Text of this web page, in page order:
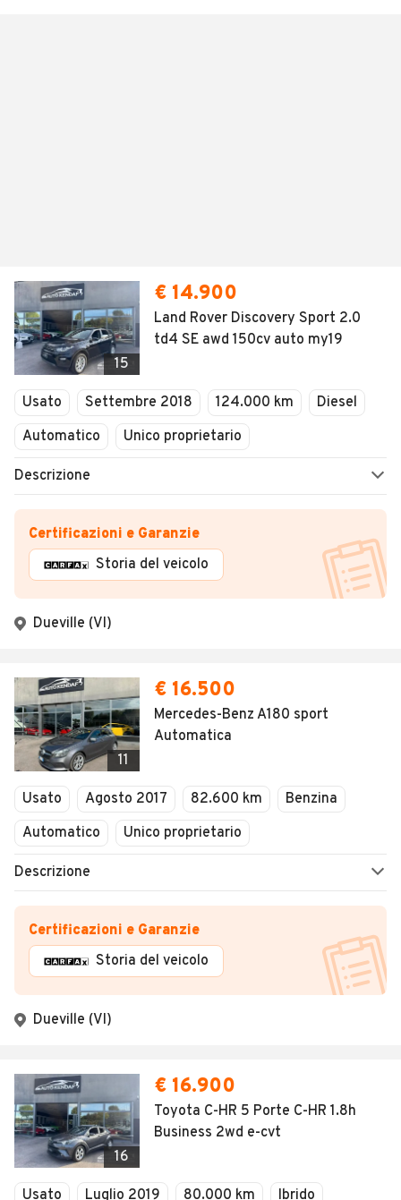
15
€ 14.900
Land Rover Discovery Sport 2.0
td4 SE awd 150cv auto my19
Usato Settembre 2018 124.000 km
Diesel
Automatico
Unico proprietario
Descrizione
Certificazioni e Garanzie
Storia del veicolo
Dueville (VI)
11
€ 16.500
Mercedes-Benz A180 sport
Automatica
Usato Agosto 2017 82.600 km
Benzina
Automatico
Unico proprietario
Descrizione
Certificazioni e Garanzie
Storia del veicolo
Dueville (VI)
16
€ 16.900
Toyota C-HR 5 Porte C-HR 1.8h
Business 2wd e-cvt
Usato Luglio 2019 80.000 km Ibrido